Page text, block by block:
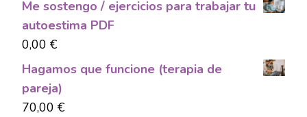
Me sostengo / ejercicios para trabajar tu
autoestima PDF
0,00 €
Hagamos que funcione (terapia de
pareja)
70,00 €